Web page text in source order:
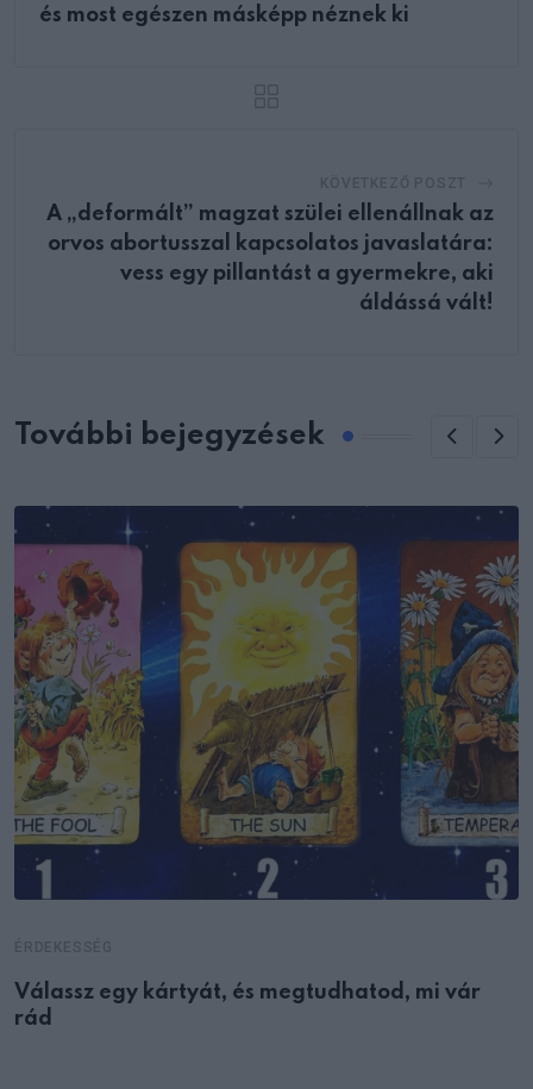
és most egészen másképp néznek ki
A „deformált” magzat szülei ellenállnak az
orvos abortusszal kapcsolatos javaslatára:
vess egy pillantást a gyermekre, aki
áldássá vált!
További bejegyzések
Válassz egy kártyát, és megtudhatod, mi vár
rád